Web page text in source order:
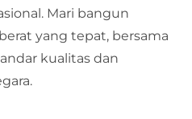
Mari bangun
yang tepat, bersama
kualitas dan